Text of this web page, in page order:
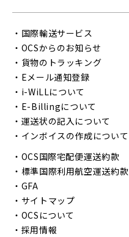
・ 国際輸送サービス
・ OCSからのお知らせ
・ 貨物のトラッキング
・ Eメール通知登録
・ i-WiLLについて
・ E-Billingについて
・ 運送状の記入について
・ インボイスの作成について
・ OCS国際宅配便運送約款
・ 標準国際利用航空運送約款
・ GFA
・ サイトマップ
・ OCSについて
・ 採用情報